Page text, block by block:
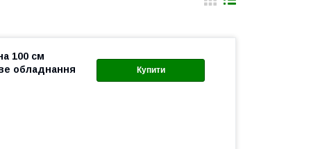
Купити
100 см
обладнання